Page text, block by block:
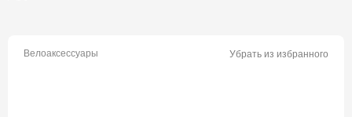
Велоаксессуары Убрать из избранного